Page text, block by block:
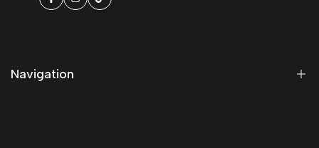
Facebook
Instagram
TikTok
Navigation